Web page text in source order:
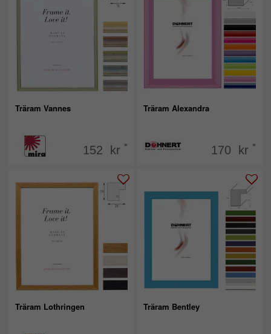
Träram Vannes
152 kr *
Träram Alexandra
170 kr *
Träram Lothringen Träram Bentley